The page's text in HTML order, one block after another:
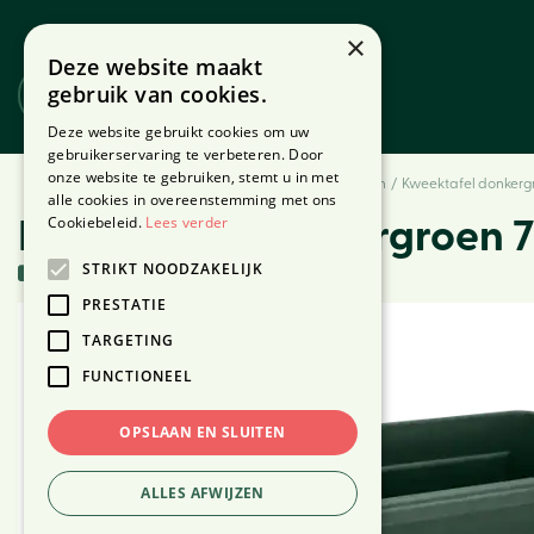
naar
content
Home Producten Buiten Tuin & Terras Moestuin Kweektafel
Website Webshop
Kweektafel donkergroen
2 stuks in voorraad
×
Deze website maakt
gebruik van cookies.
Deze website gebruikt cookies om uw
gebruikerservaring te verbeteren. Door
onze website te gebruiken, stemt u in met
alle cookies in overeenstemming met ons
Cookiebeleid. Lees verder
STRIKT NOODZAKELIJK
PRESTATIE
TARGETING
FUNCTIONEEL
OPSLAAN EN SLUITEN
ALLES AFWIJZEN